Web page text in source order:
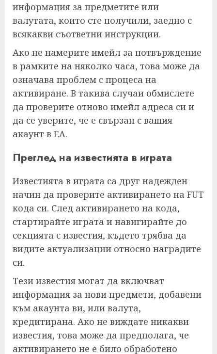
информация за предметите или
валутата, които сте получили, заедно с
всякакви съответни инструкции.
Ако не намерите имейл за потвърждение
в рамките на няколко часа, това може да
означава проблем с процеса на
активиране. В такива случаи обмислете
да проверите отново имейл адреса си и
да се уверите, че е свързан с вашия
акаунт в EA.
Преглед на известията в играта
Известията в играта са друг надежден
начин да проверите активирането на FUT
кода си. След активирането на кода,
стартирайте играта и навигирайте до
секцията с известия, където трябва да
видите актуализации относно наградите
си.
Тези известия могат да включват
информация за нови предмети, добавени
към акаунта ви, или валута,
кредитирана. Ако не виждате никакви
известия, това може да предполага, че
активирането не е било обработено